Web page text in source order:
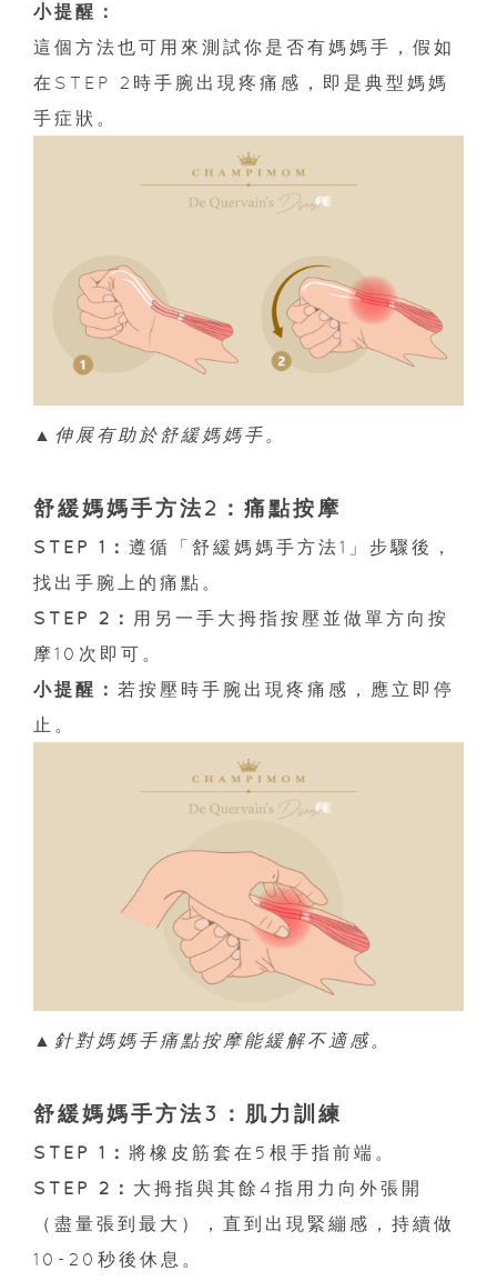
小提醒：
這個方法也可用來測試你是否有媽媽手，假如
在STEP 2時手腕出現疼痛感，即是典型媽媽
手症狀。
▲伸展有助於舒緩媽媽手。
舒緩媽媽手方法2：痛點按摩
STEP 1： 遵循「舒緩媽媽手方法1」步驟後，
找出手腕上的痛點。
STEP 2：
用另一手大拇指按壓並做單方向按
摩10次即可。
小提醒： 若按壓時手腕出現疼痛感，應立即停
止。
▲針對媽媽手痛點按摩能緩解不適感。
舒緩媽媽手方法3：肌力訓練
STEP 1： 將橡皮筋套在5根手指前端。
STEP 2： 大拇指與其餘4指用力向外張開
（盡量張到最大），直到出現緊繃感，持續做
10-20秒後休息。